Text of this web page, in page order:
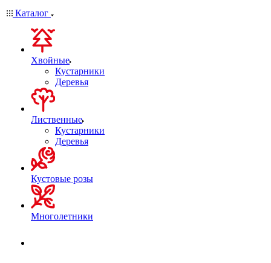
Каталог
Хвойные
Кустарники
Деревья
Лиственные
Кустарники
Деревья
Кустовые розы
Многолетники